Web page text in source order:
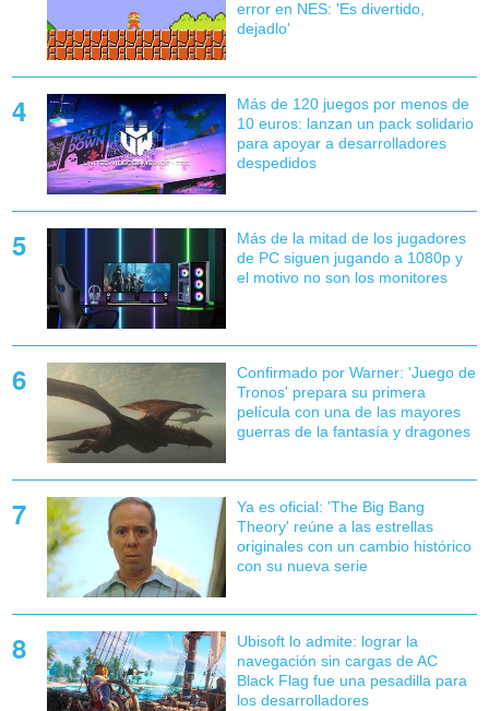
error en NES: 'Es divertido,
dejadlo'
Más de 120 juegos por menos de
10 euros: lanzan un pack solidario
para apoyar a desarrolladores
despedidos
Más de la mitad de los jugadores
de PC siguen jugando a 1080p y
el motivo no son los monitores
Confirmado por Warner: 'Juego de
Tronos' prepara su primera
película con una de las mayores
guerras de la fantasía y dragones
Ya es oficial: 'The Big Bang
Theory' reúne a las estrellas
originales con un cambio histórico
con su nueva serie
Ubisoft lo admite: lograr la
navegación sin cargas de AC
Black Flag fue una pesadilla para
los desarrolladores